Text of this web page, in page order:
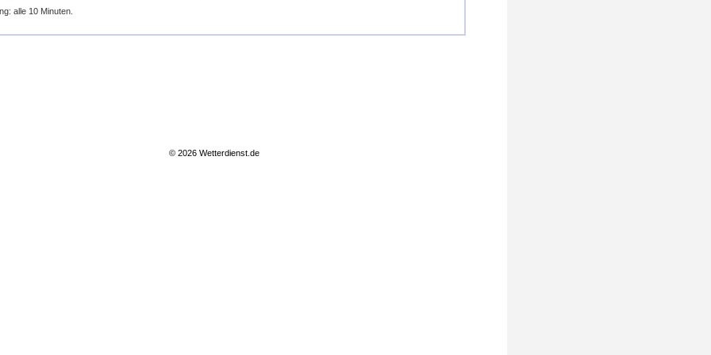
alle 10 Minuten.
© 2026 Wetterdienst.de